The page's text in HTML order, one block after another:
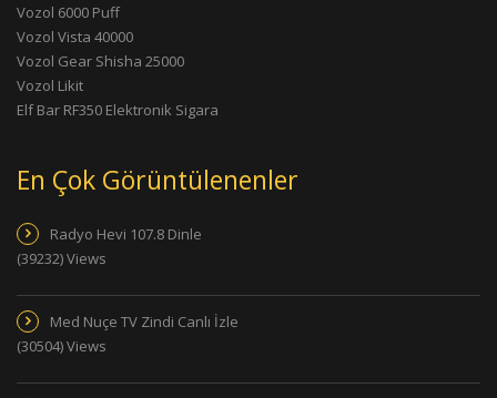
Vozol 6000 Puff
Vozol Vista 40000
Vozol Gear Shisha 25000
Vozol Likit
Elf Bar RF350 Elektronik Sigara
En Çok Görüntülenenler
Radyo Hevi 107.8 Dinle
(39232) Views
Med Nuçe TV Zindi Canlı İzle
(30504) Views